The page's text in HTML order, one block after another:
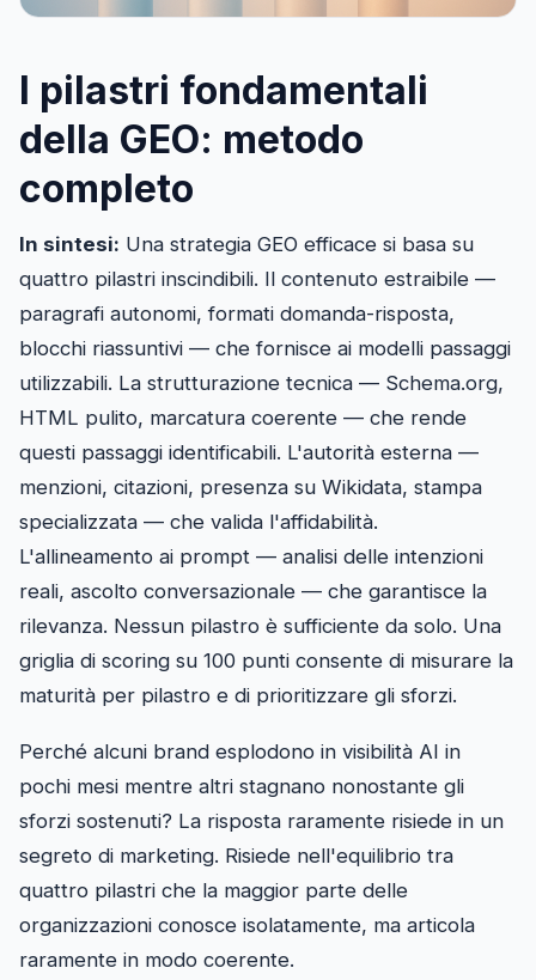
I pilastri fondamentali
della GEO: metodo
completo
In sintesi: Una strategia GEO efficace si basa su
quattro pilastri inscindibili. Il contenuto estraibile —
paragrafi autonomi, formati domanda-risposta,
blocchi riassuntivi — che fornisce ai modelli passaggi
utilizzabili. La strutturazione tecnica — Schema.org,
HTML pulito, marcatura coerente — che rende
questi passaggi identificabili. L'autorità esterna —
menzioni, citazioni, presenza su Wikidata, stampa
specializzata — che valida l'affidabilità.
L'allineamento ai prompt — analisi delle intenzioni
reali, ascolto conversazionale — che garantisce la
rilevanza. Nessun pilastro è sufficiente da solo. Una
griglia di scoring su 100 punti consente di misurare la
maturità per pilastro e di prioritizzare gli sforzi.
Perché alcuni brand esplodono in visibilità AI in
pochi mesi mentre altri stagnano nonostante gli
sforzi sostenuti? La risposta raramente risiede in un
segreto di marketing. Risiede nell'equilibrio tra
quattro pilastri che la maggior parte delle
organizzazioni conosce isolatamente, ma articola
raramente in modo coerente.